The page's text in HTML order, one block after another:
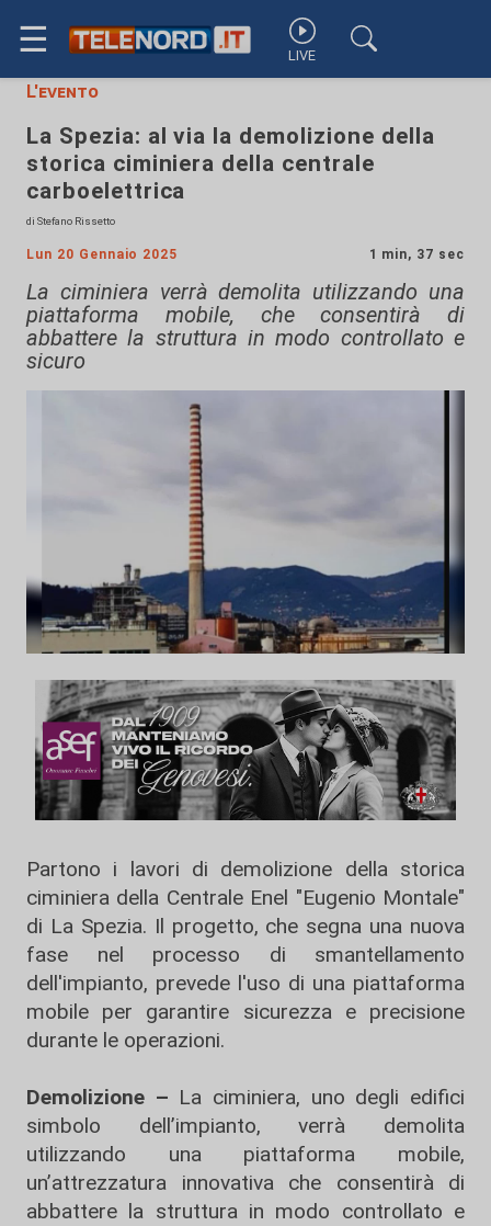
☰ LIVE
L'evento
La Spezia: al via la demolizione della
storica ciminiera della centrale
carboelettrica
di Stefano Rissetto
Lun 20 Gennaio 2025 1 min, 37 sec
La ciminiera verrà demolita utilizzando una
piattaforma mobile, che consentirà di
abbattere la struttura in modo controllato e
sicuro
Partono i lavori di demolizione della storica
ciminiera della Centrale Enel "Eugenio Montale"
di La Spezia. Il progetto, che segna una nuova
fase nel processo di smantellamento
dell'impianto, prevede l'uso di una piattaforma
mobile per garantire sicurezza e precisione
durante le operazioni.
Demolizione – La ciminiera, uno degli edifici
simbolo dell’impianto, verrà demolita
utilizzando una piattaforma mobile,
un’attrezzatura innovativa che consentirà di
abbattere la struttura in modo controllato e